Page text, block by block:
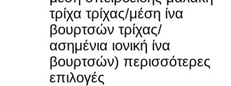
τρίχα τρίχας/μέση ίνα
βουρτσών τρίχας/
ασημένια ιονική ίνα
βουρτσών) περισσότερες
επιλογές